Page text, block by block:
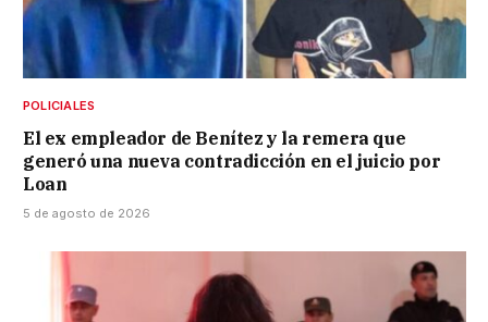
POLICIALES
El ex empleador de Benítez y la remera que
generó una nueva contradicción en el juicio por
Loan
5 de agosto de 2026